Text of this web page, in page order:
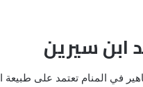
ابن سيرين
في المنام تعتمد على
الحمام